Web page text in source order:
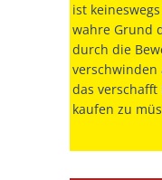
ist
wahre Grund
durch die
verschwinden
das
kaufen zu